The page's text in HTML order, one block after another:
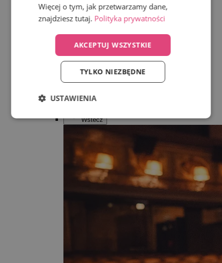
Wszystko w kategorii Akcesoria
Walizki
Czapki z daszkiem
Czapki i szaliki
Breloczki
Paski
Kosmetyczki
Limited
Wstecz
Więcej o tym, jak przetwarzamy dane,
znajdziesz tutaj. Polityka prywatności
AKCEPTUJ WSZYSTKIE
TYLKO NIEZBĘDNE
USTAWIENIA